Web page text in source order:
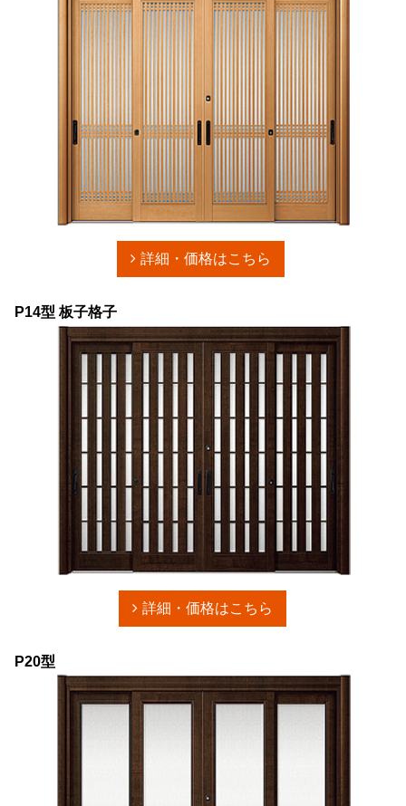
詳細・価格はこちら
P14型 板子格子
詳細・価格はこちら
P20型